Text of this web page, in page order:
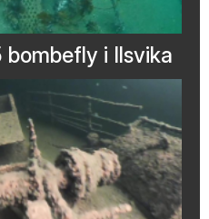
bombefly i Ilsvika